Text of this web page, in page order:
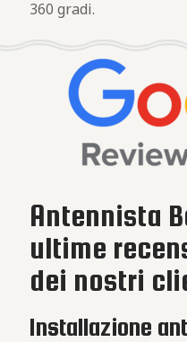
360 gradi.
Antennista
ultime
dei nostri
Installazione